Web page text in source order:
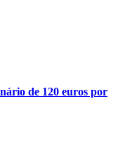
de 120 euros por